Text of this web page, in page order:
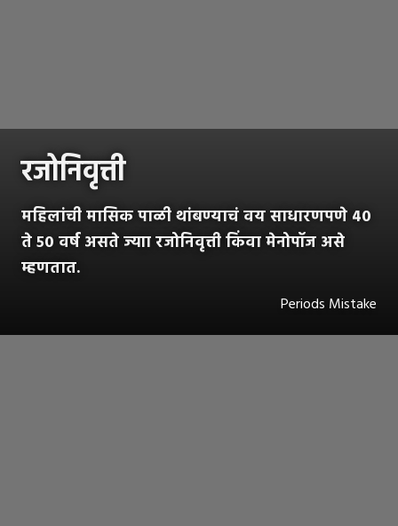
रजोनिवृत्ती
महिलांची मासिक पाळी थांबण्याचं वय साधारणपणे ४०
ते ५० वर्ष असते ज्याा रजोनिवृत्ती किंवा मेनोपॉज असे
म्हणतात.
Periods Mistake